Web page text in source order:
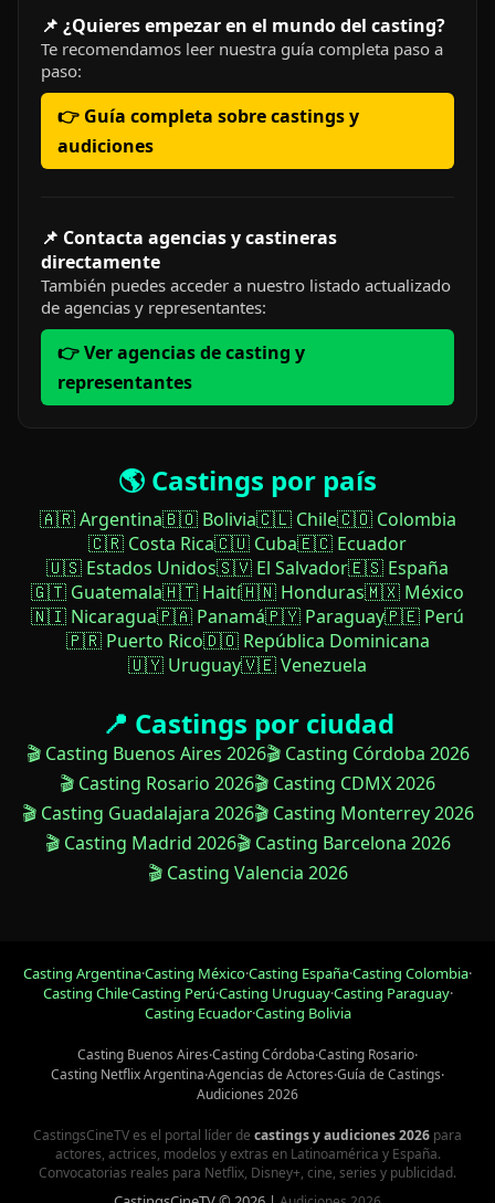
📌 ¿Quieres empezar en el mundo del casting?
Te recomendamos leer nuestra guía completa paso a
paso:
👉 Guía completa sobre castings y
audiciones
📌 Contacta agencias y castineras
directamente
También puedes acceder a nuestro listado actualizado
de agencias y representantes:
👉 Ver agencias de casting y
representantes
🌎 Castings por país
🇦🇷 Argentina🇧🇴 Bolivia🇨🇱 Chile🇨🇴 Colombia
🇨🇷 Costa Rica🇨🇺 Cuba🇪🇨 Ecuador
🇺🇸 Estados Unidos🇸🇻 El Salvador🇪🇸 España
🇬🇹 Guatemala🇭🇹 Haití🇭🇳 Honduras🇲🇽 México
🇳🇮 Nicaragua🇵🇦 Panamá🇵🇾 Paraguay🇵🇪 Perú
🇵🇷 Puerto Rico🇩🇴 República Dominicana
🇺🇾 Uruguay🇻🇪 Venezuela
📍 Castings por ciudad
🎬 Casting Buenos Aires 2026🎬 Casting Córdoba 2026
🎬 Casting Rosario 2026🎬 Casting CDMX 2026
🎬 Casting Guadalajara 2026🎬 Casting Monterrey 2026
🎬 Casting Madrid 2026🎬 Casting Barcelona 2026
🎬 Casting Valencia 2026
Casting Argentina·Casting México·Casting España·Casting Colombia·
Casting Chile·Casting Perú·Casting Uruguay·Casting Paraguay·
Casting Ecuador·Casting Bolivia
Casting Buenos Aires·Casting Córdoba·Casting Rosario·
Casting Netflix Argentina·Agencias de Actores·Guía de Castings·
Audiciones 2026
CastingsCineTV es el portal líder de castings y audiciones 2026 para
actores, actrices, modelos y extras en Latinoamérica y España.
Convocatorias reales para Netflix, Disney+, cine, series y publicidad.